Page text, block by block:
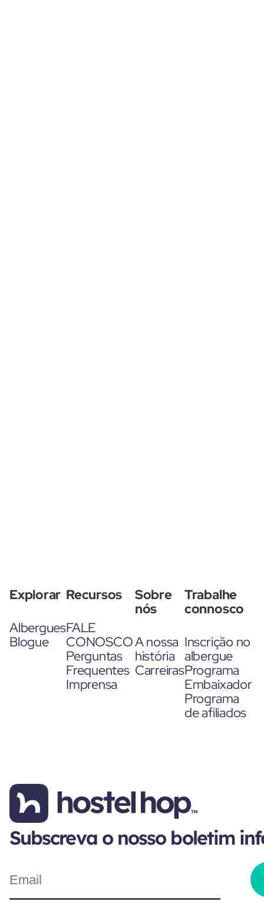
Explorar
Albergues
Blogue
Recursos
FALE
CONOSCO
Perguntas
Frequentes
Imprensa
Sobre
nós
A nossa
história
Carreiras
Trabalhe
connosco
Inscrição no
albergue
Programa
Embaixador
Programa
de afiliados
Subscreva o nosso boletim